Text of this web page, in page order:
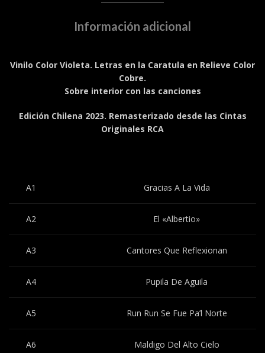
Información adicional
Vinilo Color Violeta. Letras en la Caratula en Relieve Color
Cobre.
Sobre interior con las canciones
Edición Chilena 2023. Remasterizado desde las Cintas
Originales RCA
A1 Gracias A La Vida
A2 El «Albertio»
A3 Cantores Que Reflexionan
A4 Pupila De Aguila
A5 Run Run Se Fue Pa’l Norte
A6 Maldigo Del Alto Cielo